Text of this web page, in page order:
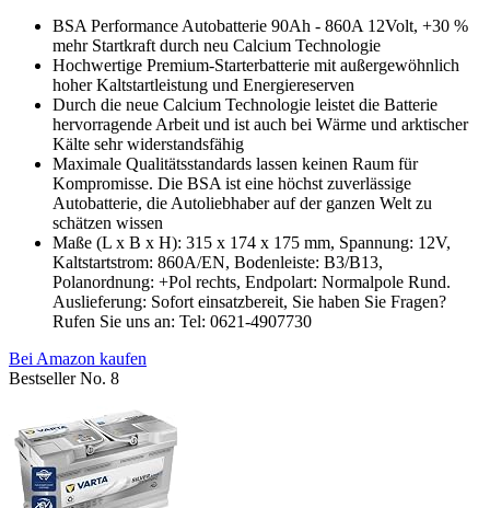
BSA Performance Autobatterie 90Ah - 860A 12Volt, +30 %
mehr Startkraft durch neu Calcium Technologie
Hochwertige Premium-Starterbatterie mit außergewöhnlich
hoher Kaltstartleistung und Energiereserven
Durch die neue Calcium Technologie leistet die Batterie
hervorragende Arbeit und ist auch bei Wärme und arktischer
Kälte sehr widerstandsfähig
Maximale Qualitätsstandards lassen keinen Raum für
Kompromisse. Die BSA ist eine höchst zuverlässige
Autobatterie, die Autoliebhaber auf der ganzen Welt zu
schätzen wissen
Maße (L x B x H): 315 x 174 x 175 mm, Spannung: 12V,
Kaltstartstrom: 860A/EN, Bodenleiste: B3/B13,
Polanordnung: +Pol rechts, Endpolart: Normalpole Rund.
Auslieferung: Sofort einsatzbereit, Sie haben Sie Fragen?
Rufen Sie uns an: Tel: 0621-4907730
Bei Amazon kaufen
Bestseller No. 8